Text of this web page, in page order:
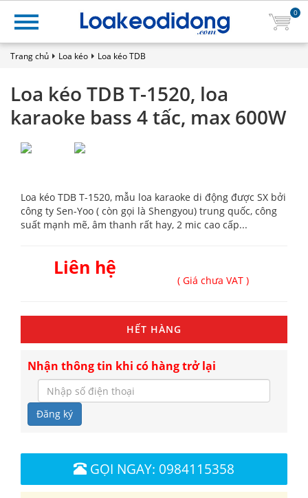
0
Trang chủ Loa kéo Loa kéo TDB
Loa kéo TDB T-1520, loa
karaoke bass 4 tấc, max 600W
Loa kéo TDB T-1520, mẫu loa karaoke di động được SX bởi
công ty Sen-Yoo ( còn gọi là Shengyou) trung quốc, công
suất mạnh mẽ, âm thanh rất hay, 2 mic cao cấp...
Liên hệ
( Giá chưa VAT )
HẾT HÀNG
Nhận thông tin khi có hàng trở lại
Đăng ký
GỌI NGAY: 0984115358